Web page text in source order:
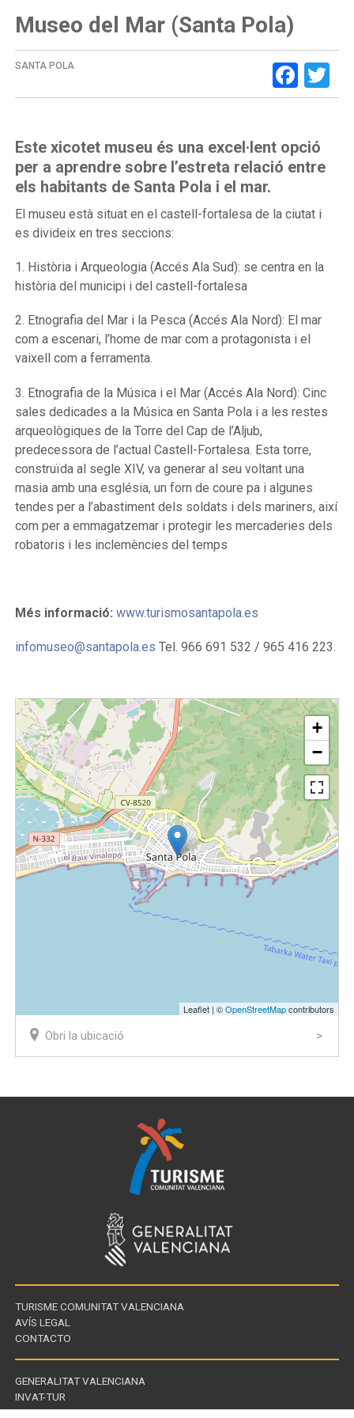
Museo del Mar (Santa Pola)
SANTA POLA
Este xicotet museu és una excel·lent opció
per a aprendre sobre l’estreta relació entre
els habitants de Santa Pola i el mar.
El museu està situat en el castell-fortalesa de la ciutat i
es divideix en tres seccions:
1. Història i Arqueologia (Accés Ala Sud): se centra en la
història del municipi i del castell-fortalesa
2. Etnografia del Mar i la Pesca (Accés Ala Nord): El mar
com a escenari, l’home de mar com a protagonista i el
vaixell com a ferramenta.
3. Etnografia de la Música i el Mar (Accés Ala Nord): Cinc
sales dedicades a la Música en Santa Pola i a les restes
arqueològiques de la Torre del Cap de l’Aljub,
predecessora de l’actual Castell-Fortalesa. Esta torre,
construïda al segle XIV, va generar al seu voltant una
masia amb una església, un forn de coure pa i algunes
tendes per a l’abastiment dels soldats i dels mariners, així
com per a emmagatzemar i protegir les mercaderies dels
robatoris i les inclemències del temps
Més informació:www.turismosantapola.es
infomuseo@santapola.es Tel. 966 691 532 / 965 416 223.
+
−
Leaflet | ©OpenStreetMapcontributors
Obri la ubicació
TURISME COMUNITAT VALENCIANA
AVÍS LEGAL
CONTACTO
Enllaços
GENERALITAT VALENCIANA
INVAT-TUR
CDT - CENTROS DE TURISMO